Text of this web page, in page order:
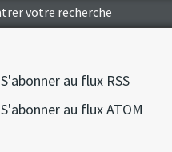
S'abonner au flux RSS
S'abonner au flux ATOM